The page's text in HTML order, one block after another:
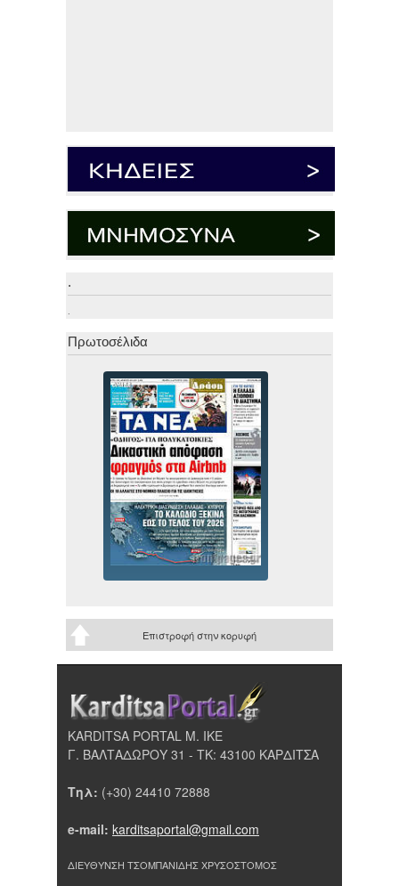
.
.
Πρωτοσέλιδα
Επιστροφή στην κορυφή
KARDITSA PORTAL Μ. ΙΚΕ
Γ. ΒΑΛΤΑΔΩΡΟΥ 31 - ΤΚ: 43100 ΚΑΡΔΙΤΣΑ
Τηλ: (+30) 24410 72888
e-mail: karditsaportal@gmail.com
ΔΙΕΥΘΥΝΣΗ ΤΣΟΜΠΑΝΙΔΗΣ ΧΡΥΣΟΣΤΟΜΟΣ